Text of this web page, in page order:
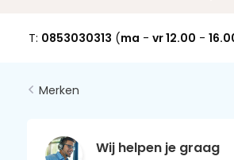
T: 0853030313 (ma - vr 12.00 -
Merken
Wij helpen je graag